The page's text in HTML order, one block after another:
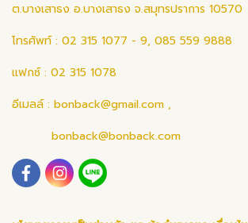
ต.บางเสาธง อ.บางเสาธง จ.สมุทรปราการ 10570
โทรศัพท์ : 02 315 1077 - 9, 085 559 9888
แฟกซ์ : 02 315 1078
อีเมลล์ : bonback@gmail.com ,
bonback@bonback.com